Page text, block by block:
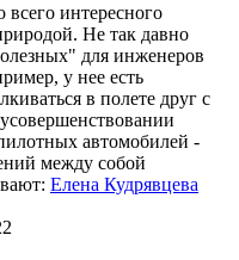
интересного
Не так давно
для инженеров
у нее есть
в полете друг с
автомобилей -
между собой
Елена Кудрявцева